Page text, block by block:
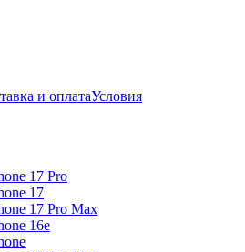
и оплатаУсловия
17 Pro
17
17 Pro Max
16e